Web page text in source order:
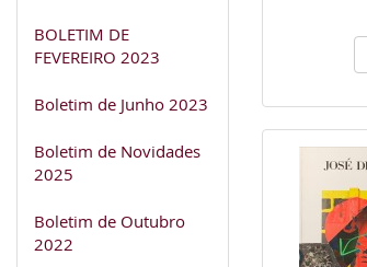
BOLETIM DE
FEVEREIRO 2023
Boletim de Junho 2023
Boletim de Novidades
2025
Boletim de Outubro
2022